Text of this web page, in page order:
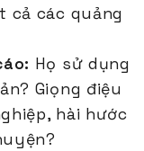
cả các quảng
Họ sử dụng
Giọng điệu
hài hước